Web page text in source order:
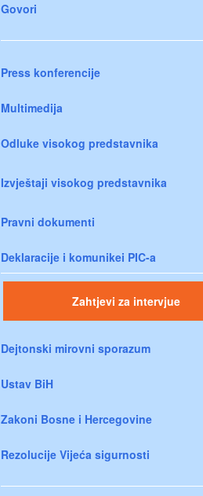
Govori
Press konferencije
Multimedija
Odluke visokog predstavnika
Izvještaji visokog predstavnika
Pravni dokumenti
Deklaracije i komunikei PIC-a
Zahtjevi za intervjue
Dejtonski mirovni sporazum
Ustav BiH
Zakoni Bosne i Hercegovine
Rezolucije Vijeća sigurnosti